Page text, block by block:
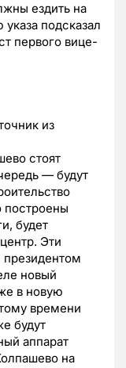
ездить на
подсказал
первого вице-
из
стоят
— будут
построены
будет
Эти
новый
в новую
времени
будут
аппарат
на